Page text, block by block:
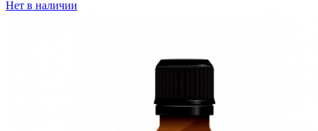
Нет в наличии